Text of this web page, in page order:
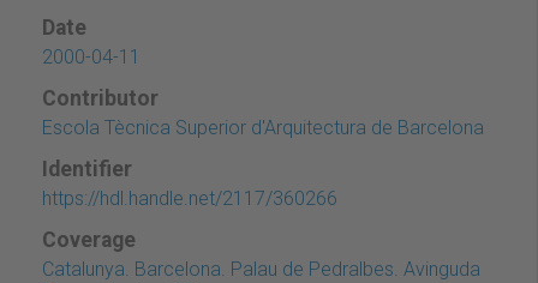
Date
2000-04-11
Contributor
Escola Tècnica Superior d'Arquitectura de Barcelona
Identifier
https://hdl.handle.net/2117/360266
Coverage
Catalunya. Barcelona. Palau de Pedralbes. Avinguda